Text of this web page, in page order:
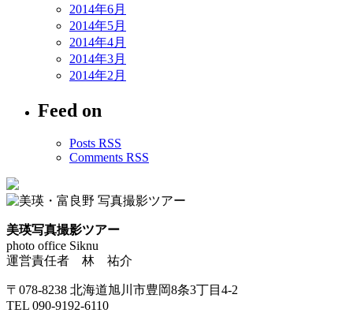
2014年6月
2014年5月
2014年4月
2014年3月
2014年2月
Feed on
Posts RSS
Comments RSS
美瑛写真撮影ツアー
photo office Siknu
運営責任者 林 祐介
〒078-8238 北海道旭川市豊岡8条3丁目4-2
TEL 090-9192-6110